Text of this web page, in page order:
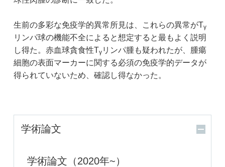
生前の多彩な免疫学的異常所見は、これらの異常がTγ
リンパ球の機能不全によると想定すると最もよく説明
し得た。赤血球貪食性Tγリンパ腫も疑われたが、腫瘍
細胞の表面マーカーに関する必須の免疫学的データが
得られていないため、確認し得なかった。
学術論文
学術論文（2020年~）